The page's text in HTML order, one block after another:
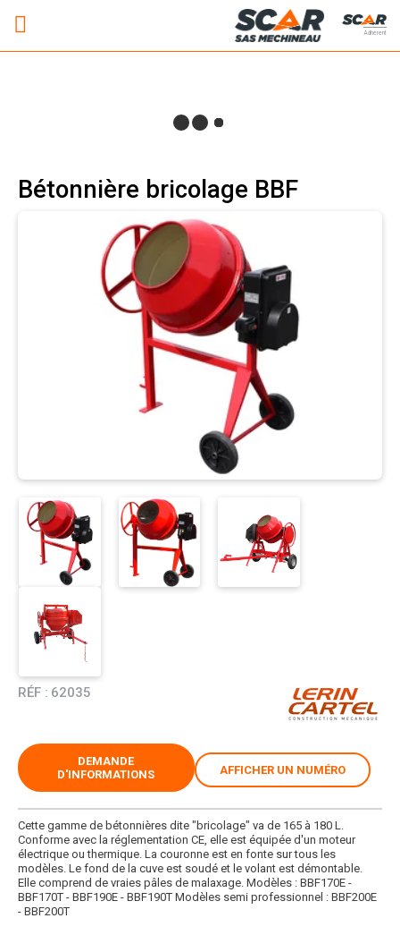
Adhérent
Bétonnière bricolage BBF
RÉF : 62035
Cette gamme de bétonnières dite "bricolage" va de 165 à 180 L.
Conforme avec la réglementation CE, elle est équipée d'un moteur
électrique ou thermique. La couronne est en fonte sur tous les
modèles. Le fond de la cuve est soudé et le volant est démontable.
Elle comprend de vraies pâles de malaxage. Modèles : BBF170E -
BBF170T - BBF190E - BBF190T Modèles semi professionnel : BBF200E
- BBF200T
DEMANDE
D'INFORMATIONS
AFFICHER UN NUMÉRO